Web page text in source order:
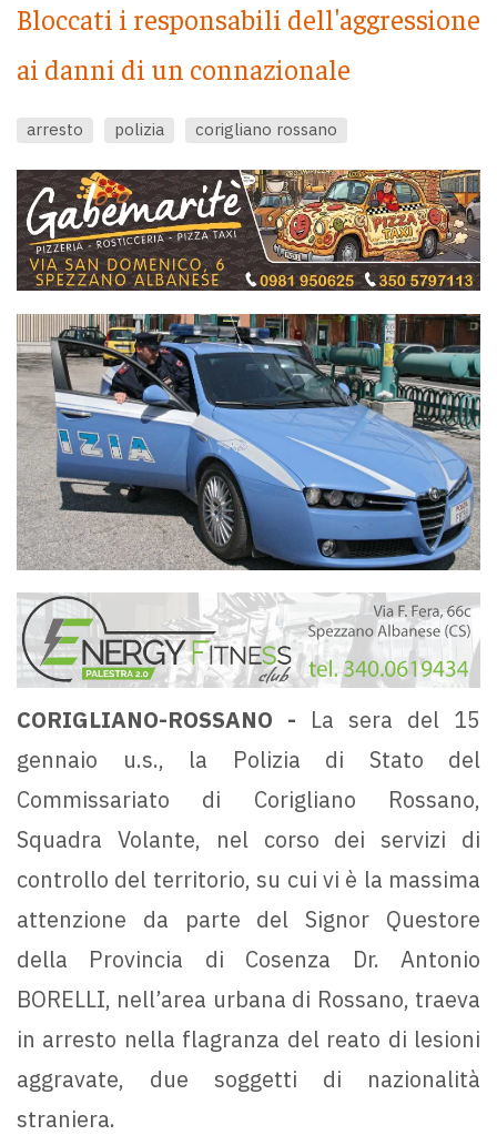
Bloccati i responsabili dell'aggressione
ai danni di un connazionale
arresto polizia corigliano rossano
CORIGLIANO-ROSSANO - La sera del 15
gennaio u.s., la Polizia di Stato del
Commissariato di Corigliano Rossano,
Squadra Volante, nel corso dei servizi di
controllo del territorio, su cui vi è la massima
attenzione da parte del Signor Questore
della Provincia di Cosenza Dr. Antonio
BORELLI, nell’area urbana di Rossano, traeva
in arresto nella flagranza del reato di lesioni
aggravate, due soggetti di nazionalità
straniera.